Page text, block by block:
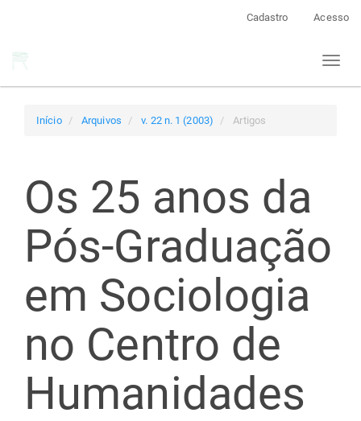
Cadastro Acesso
Toggle
Início Arquivos v. 22 n. 1 (2003) Artigos
Os 25 anos da
Pós-Graduação
em Sociologia
no Centro de
Humanidades